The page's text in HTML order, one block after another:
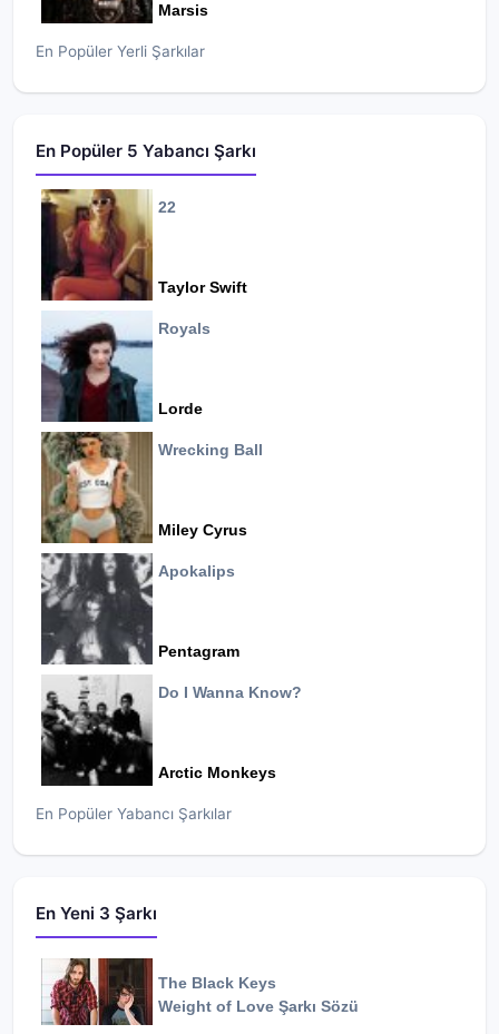
Marsis
En Popüler Yerli Şarkılar
En Popüler 5 Yabancı Şarkı
22
Taylor Swift
Royals
Lorde
Wrecking Ball
Miley Cyrus
Apokalips
Pentagram
Do I Wanna Know?
Arctic Monkeys
En Popüler Yabancı Şarkılar
En Yeni 3 Şarkı
The Black Keys
Weight of Love Şarkı Sözü